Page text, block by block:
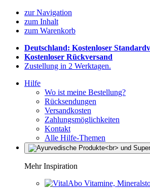
zur Navigation
zum Inhalt
zum Warenkorb
Deutschland: Kostenloser
Kostenloser Rückversand
Zustellung in 2 Werktagen.
Hilfe
Wo ist meine Bestellung?
Rücksendungen
Versandkosten
Zahlungsmöglichkeiten
Kontakt
Alle Hilfe-Themen
Mehr Inspiration
Vitamine,